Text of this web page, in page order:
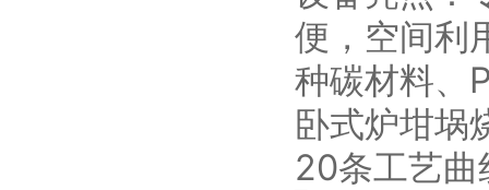
便，空间利
种碳材料、
卧式炉坩埚
20条工艺曲